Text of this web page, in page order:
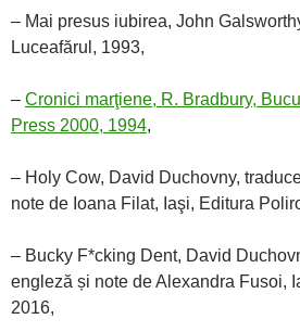
– Mai presus iubirea, John
Luceafărul, 1993,
– Cronici marţiene, R. Bradbury,
Press 2000, 1994,
– Holy Cow, David Duchovny,
note de Ioana Filat, Iaşi, Editura
– Bucky F*cking Dent, David
engleză și note de Alexandra Fusoi,
2016,